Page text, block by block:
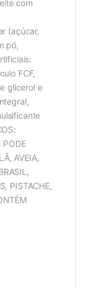
com
(açúcar,
pó,
FCF,
glicerol e
PODE
AVEIA,
PISTACHE,